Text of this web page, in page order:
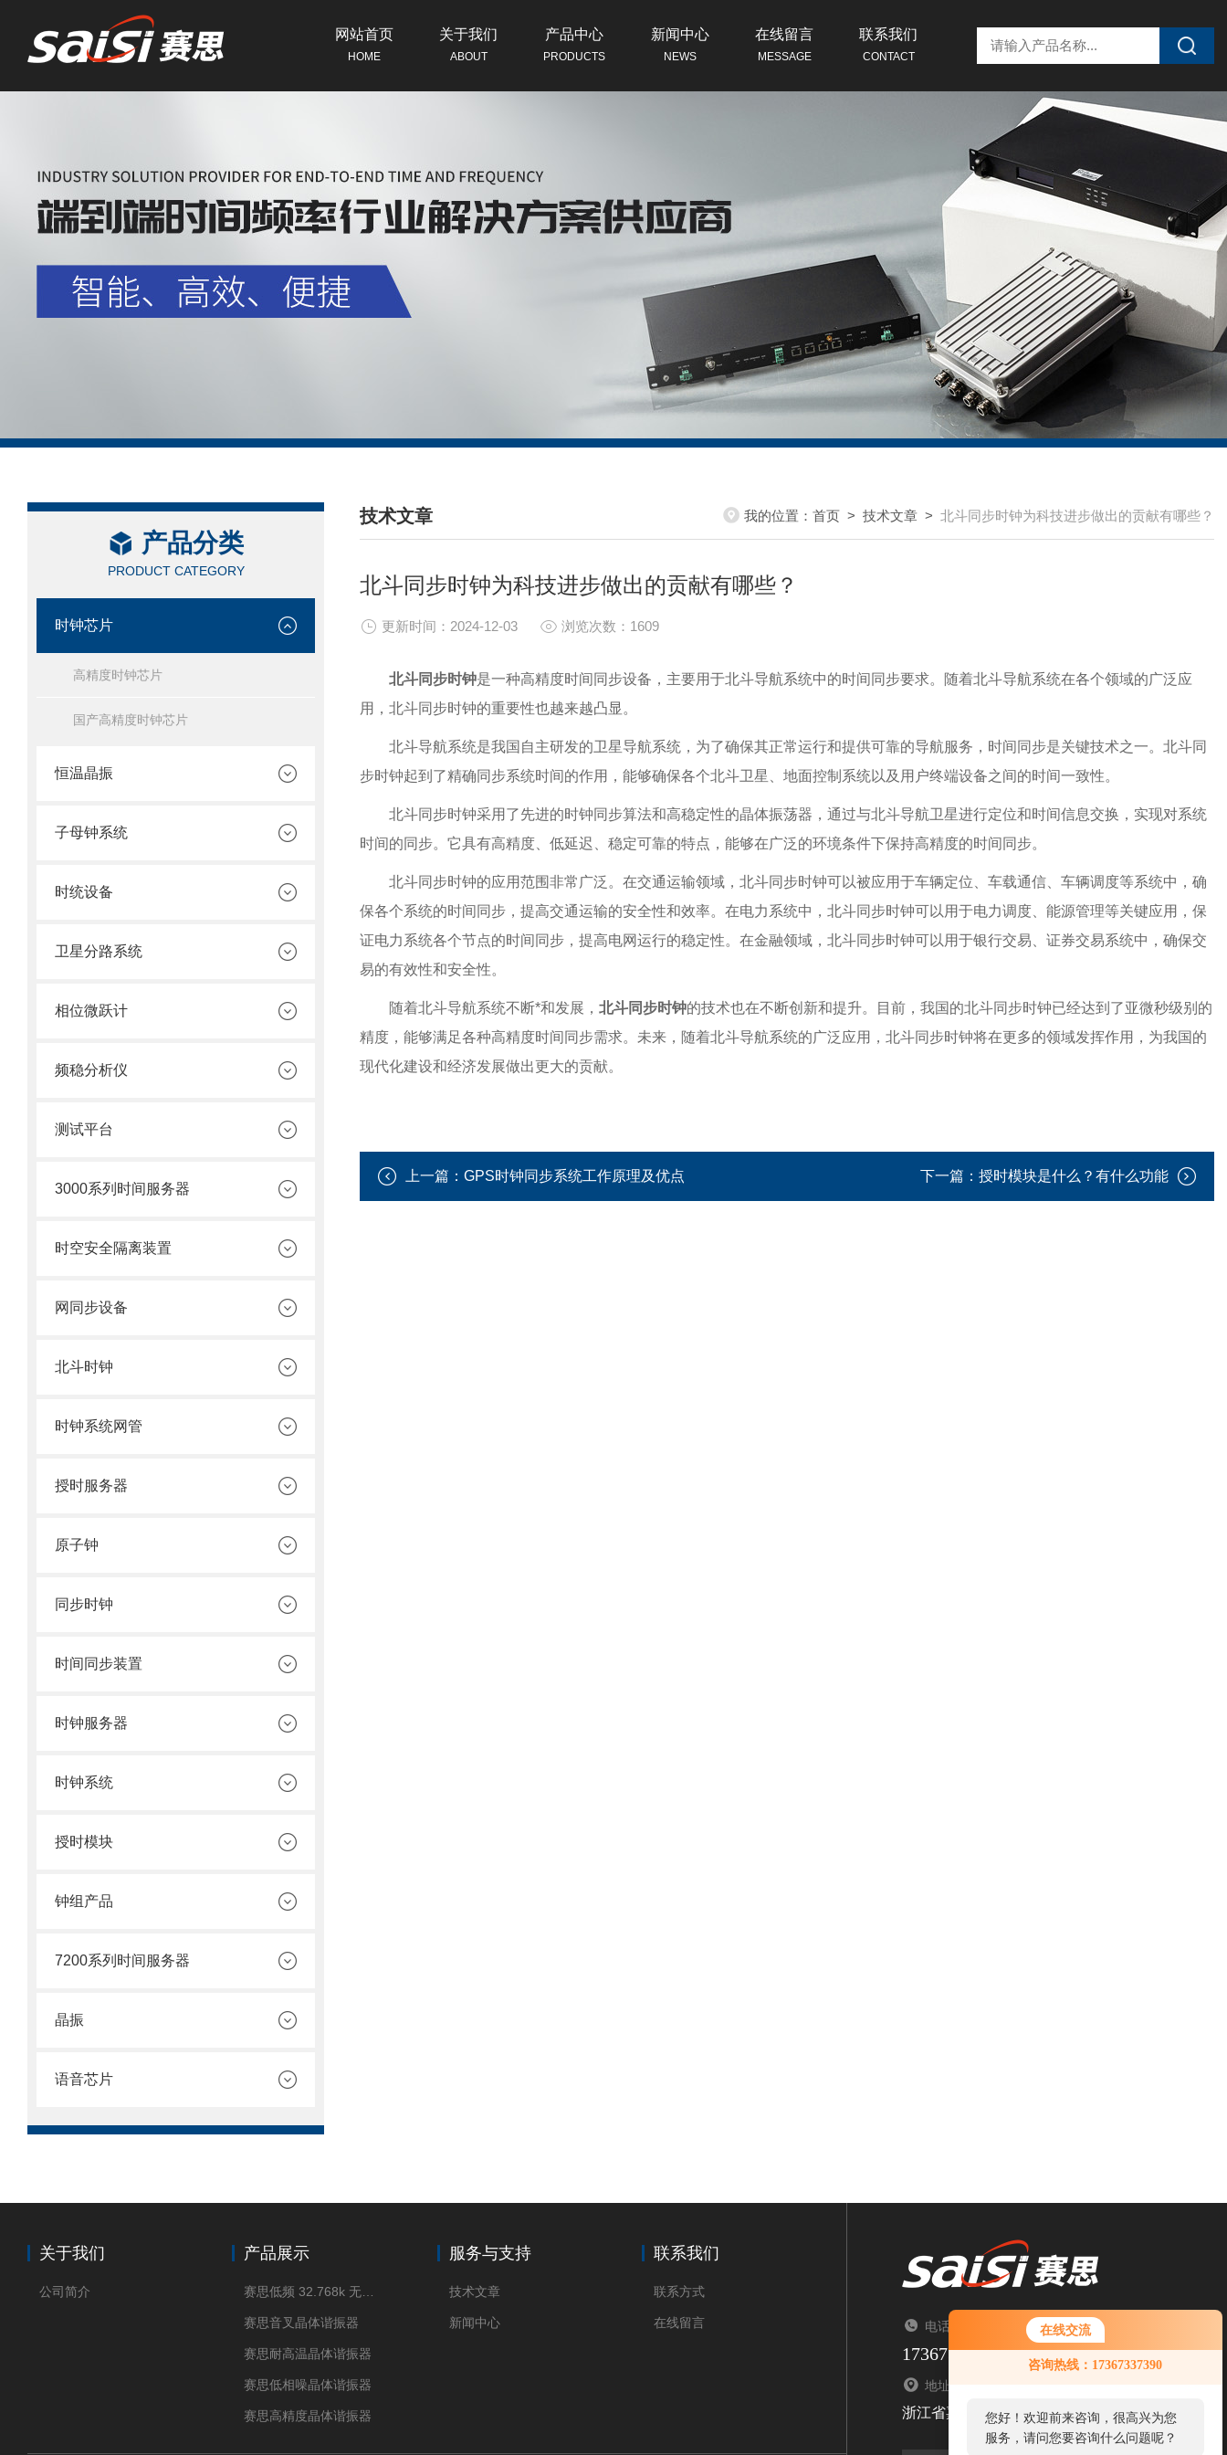
在线交流
咨询热线：17367337390
您好！欢迎前来咨询，很高兴为您
服务，请问您要咨询什么问题呢？
网站首页
HOME
关于我们
ABOUT
产品中心
PRODUCTS
新闻中心
NEWS
在线留言
MESSAGE
联系我们
CONTACT
产品分类
PRODUCT CATEGORY
时钟芯片
高精度时钟芯片
国产高精度时钟芯片
恒温晶振
子母钟系统
时统设备
卫星分路系统
相位微跃计
频稳分析仪
测试平台
3000系列时间服务器
时空安全隔离装置
网同步设备
北斗时钟
时钟系统网管
授时服务器
原子钟
同步时钟
时间同步装置
时钟服务器
时钟系统
授时模块
钟组产品
7200系列时间服务器
晶振
语音芯片
技术文章
/ TECHNICAL ARTICLES
我的位置： 首页 > 技术文章 > 北斗同步时钟为科技进步做出的贡献有哪些？
北斗同步时钟为科技进步做出的贡献有哪些？
更新时间：2024-12-03 浏览次数：1609
北斗同步时钟是一种高精度时间同步设备，主要用于北斗导航系统中的时间同步要求。随着北斗导航系统在各个领域的广泛应
用，北斗同步时钟的重要性也越来越凸显。
北斗导航系统是我国自主研发的卫星导航系统，为了确保其正常运行和提供可靠的导航服务，时间同步是关键技术之一。北斗同
步时钟起到了精确同步系统时间的作用，能够确保各个北斗卫星、地面控制系统以及用户终端设备之间的时间一致性。
北斗同步时钟采用了先进的时钟同步算法和高稳定性的晶体振荡器，通过与北斗导航卫星进行定位和时间信息交换，实现对系统
时间的同步。它具有高精度、低延迟、稳定可靠的特点，能够在广泛的环境条件下保持高精度的时间同步。
北斗同步时钟的应用范围非常广泛。在交通运输领域，北斗同步时钟可以被应用于车辆定位、车载通信、车辆调度等系统中，确
保各个系统的时间同步，提高交通运输的安全性和效率。在电力系统中，北斗同步时钟可以用于电力调度、能源管理等关键应用，保
证电力系统各个节点的时间同步，提高电网运行的稳定性。在金融领域，北斗同步时钟可以用于银行交易、证券交易系统中，确保交
易的有效性和安全性。
随着北斗导航系统不断*和发展， 北斗同步时钟的技术也在不断创新和提升。目前，我国的北斗同步时钟已经达到了亚微秒级别的
精度，能够满足各种高精度时间同步需求。未来，随着北斗导航系统的广泛应用，北斗同步时钟将在更多的领域发挥作用，为我国的
现代化建设和经济发展做出更大的贡献。
上一篇： GPS时钟同步系统工作原理及优点 下一篇： 授时模块是什么？有什么功能
关于我们
公司简介
产品展示
赛思音叉晶体谐振器
赛思耐高温晶体谐振器
赛思低相噪晶体谐振器
赛思高精度晶体谐振器
服务与支持
技术文章
新闻中心
联系我们
联系方式
在线留言 电话：TEL（来电请告知来自智能制造网）
17367337390
地址：ADDRESS
浙江省嘉兴市南湖区顺泽路1376号